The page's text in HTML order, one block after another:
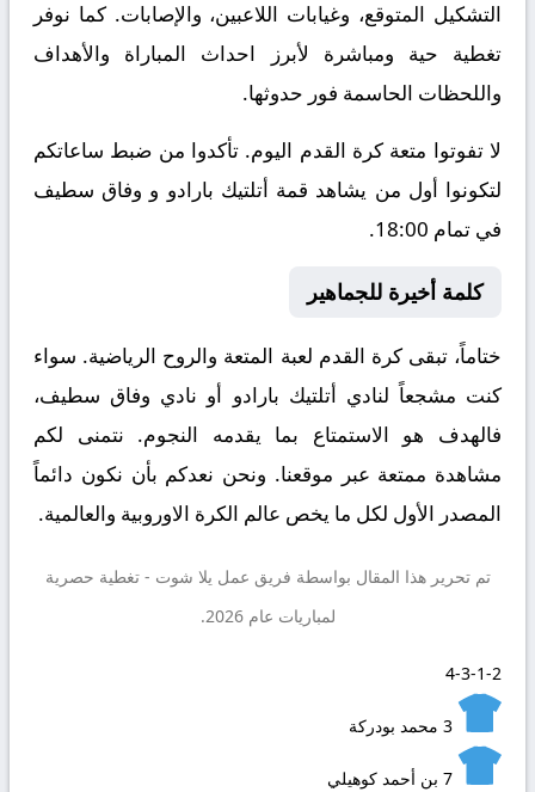
التشكيل المتوقع، وغيابات اللاعبين، والإصابات. كما نوفر
تغطية حية ومباشرة لأبرز احداث المباراة والأهداف
واللحظات الحاسمة فور حدوثها.
لا تفوتوا متعة كرة القدم اليوم. تأكدوا من ضبط ساعاتكم
لتكونوا أول من يشاهد قمة أتلتيك بارادو و وفاق سطيف
في تمام 18:00.
كلمة أخيرة للجماهير
ختاماً، تبقى كرة القدم لعبة المتعة والروح الرياضية. سواء
كنت مشجعاً لنادي أتلتيك بارادو أو نادي وفاق سطيف،
فالهدف هو الاستمتاع بما يقدمه النجوم. نتمنى لكم
مشاهدة ممتعة عبر موقعنا. ونحن نعدكم بأن نكون دائماً
المصدر الأول لكل ما يخص عالم الكرة الاوروبية والعالمية.
تم تحرير هذا المقال بواسطة فريق عمل يلا شوت - تغطية حصرية
لمباريات عام 2026.
4-3-1-2
3 محمد بودركة
7 بن أحمد كوهيلي